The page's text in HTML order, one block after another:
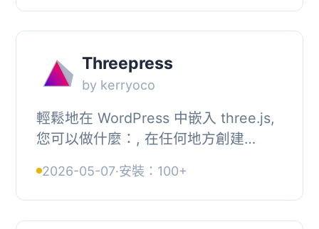
該插件支...
Threepress
by kerryoco
輕鬆地在 WordPress 中嵌入 three.js,
您可以做什麼：, 在任何地方創建
中的短代碼生成器創建圖庫，然後將短
代碼貼到...
2026-05-07·安裝：100+